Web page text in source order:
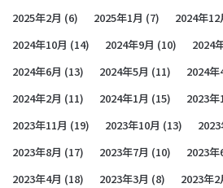
2025年2月 (6) 2025年1月 (7) 2024年12
2024年10月 (14) 2024年9月 (10) 2024
2024年6月 (13) 2024年5月 (11) 2024年
2024年2月 (11) 2024年1月 (15) 2023年
2023年11月 (19) 2023年10月 (13)
2023年8月 (17) 2023年7月 (10) 2023年
2023年4月 (18) 2023年3月 (8) 2023年2